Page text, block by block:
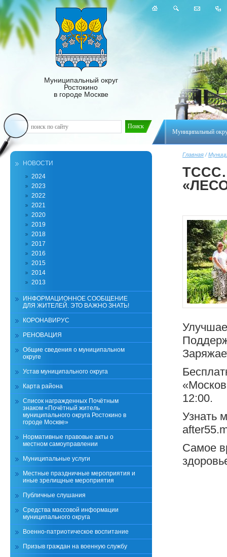
Муниципальный
Муниципальный округ
Ростокино
в городе Москве
Главная /
12:00.
Узнать
Самое
НОВОСТИ
2024
2023
2022
2021
2020
2019
2018
2017
2016
2015
2014
2013
ИНФОРМАЦИОННОЕ СООБЩЕНИЕ
ДЛЯ ЖИТЕЛЕЙ. ЭТО ВАЖНО ЗНАТЬ!
КОРОНАВИРУС
РЕНОВАЦИЯ
Общие сведения о муниципальном
округе
Устав муниципального округа
Карта района
Список награжденных Почётным
знаком «Почётный житель
муниципального округа Ростокино в
городе Москве»
Нормативные правовые акты о
местном самоуправлении
Муниципальные услуги
Местные праздничные мероприятия и
иные зрелищные мероприятия
Публичные слушания
Средства массовой информации
муниципального округа
Военно-патриотическое воспитание
Призыв граждан на военную службу